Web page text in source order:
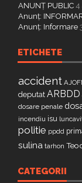
ANUNȚ PUBLIC 4
Anunț:
Anunț: Informare
ETICHETE
accident
deputat ARBDD
dosare penale
incendiu isu
politie ppdd
sulina tarhon
CATEGORII